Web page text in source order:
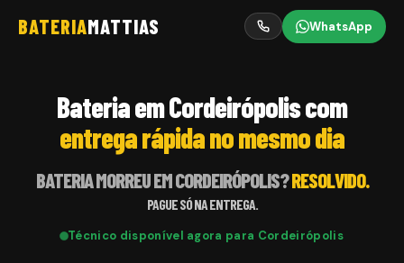
BATERIAMATTIAS WhatsApp
Bateria em Cordeirópolis com
entrega rápida no mesmo dia
BATERIA MORREU EMCORDEIRÓPOLIS?RESOLVIDO.
PAGUE SÓ NA ENTREGA.
Técnico disponível agora para Cordeirópolis